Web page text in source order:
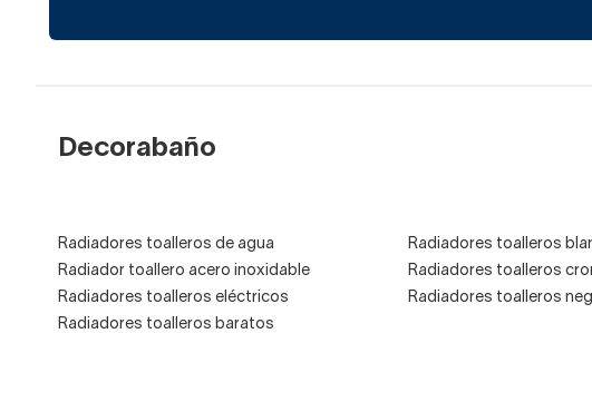
Decorabaño
Radiadores toalleros de agua
Radiador toallero acero inoxidable
Radiadores toalleros eléctricos
Radiadores toalleros baratos
Radiadores toalleros
Radiadores toalleros
Radiadores toalleros